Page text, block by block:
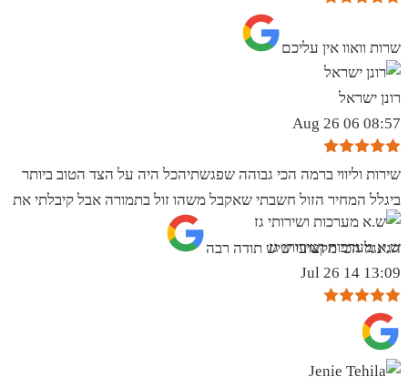
שרות וואוו אין עליכם
רונן ישראל
08:57 06 Aug 26
שירות וליווי ברמה הכי גבוהה שפגשתיהכל היה על הצד הטוב ביותר
ביגלל המחיר הזול חשבתי שאקבל משהו זול בתמורה אבל קיבלתי את
הגינגל הכי מקצועי שיש תודה רבה
ש.א מערכות ושירותי גז
13:09 14 Jul 26